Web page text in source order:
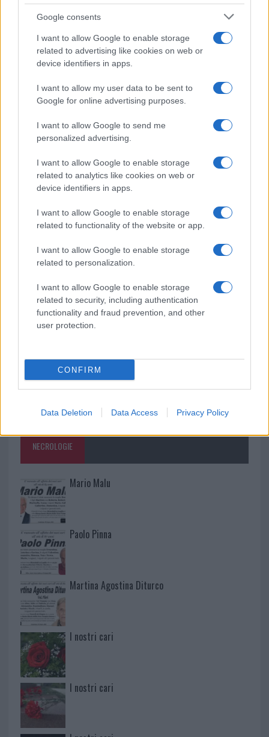
Google consents
I want to allow Google to enable storage
related to advertising like cookies on web or
device identifiers in apps.
I want to allow my user data to be sent to
Google for online advertising purposes.
I want to allow Google to send me
personalized advertising.
I want to allow Google to enable storage
related to analytics like cookies on web or
device identifiers in apps.
I want to allow Google to enable storage
related to functionality of the website or app.
I want to allow Google to enable storage
related to personalization.
I want to allow Google to enable storage
related to security, including authentication
functionality and fraud prevention, and other
user protection.
CONFIRM
Data Deletion Data Access Privacy Policy
Tre milioni di euro dalla Provincia Gallura per
nuove aule nelle scuole di Olbia
Incidente sulla provinciale 125, paura tra Olbia e
Arzachena
Incidente sulla strada provinciale ad Arzachena,
un ferito
Sangue, musica e solidarietà con Avis Olbia al
Delta Center
Meteo Olbia 9 agosto, temperature in calo
va avanti: “Sicilia, ci sono”
NECROLOGIE
Mario Malu
Paolo Pinna
Martina Agostina Diturco
I nostri cari
I nostri cari